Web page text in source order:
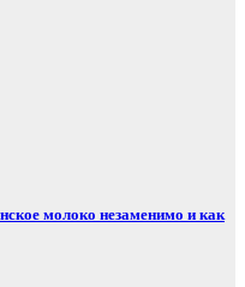
молоко незаменимо и как